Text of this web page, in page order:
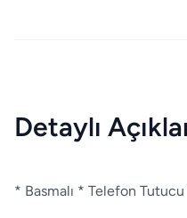
Detaylı
* Basmalı * Telefon